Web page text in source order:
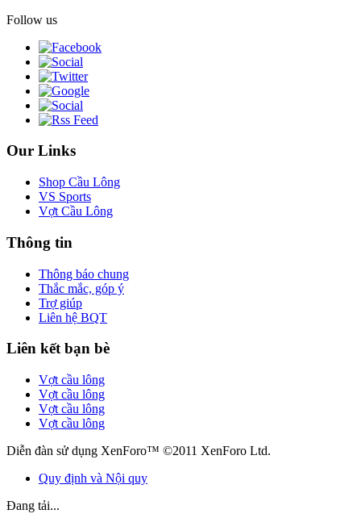
Follow us
Our Links
Shop Cầu Lông
VS Sports
Vợt Cầu Lông
Thông tin
Thông báo chung
Thắc mắc, góp ý
Trợ giúp
Liên hệ BQT
Liên kết bạn bè
Vợt cầu lông
Vợt cầu lông
Vợt cầu lông
Vợt cầu lông
Diễn đàn sử dụng XenForo™ ©2011 XenForo Ltd.
Quy định và Nội quy
Đang tải...